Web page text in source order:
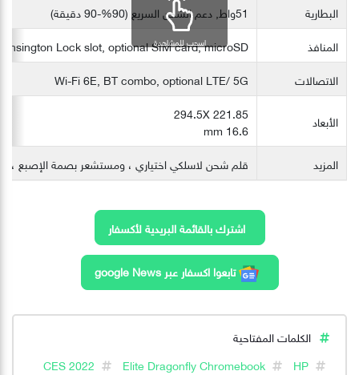
البطارية
51واط, دعم الشحن السريع (90%-90 دقيقة)
المنافذ
Lock slot, optional SIM card, microSD
الاتصالات
Wi-Fi 6E, BT combo, optional LTE/ 5G
الأبعاد
294.5X 221.85
16.6 mm
المزيد
قلم شحن لاسلكي اختياري ، ومستشعر بصمة الإصبع ،
اسحب للمشاهدة
اشترك بالقائمة البريدية لأكسفار
تابعوا اكسفار عبر google News
الكلمات المفتاحية
CES 2022
Elite Dragonfly Chromebook HP